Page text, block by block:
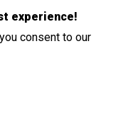
die
Cookies vornimmt,
auf den
alle Cookies
experience!
consent to our